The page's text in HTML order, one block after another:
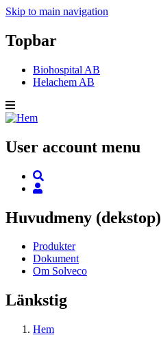
Skip to main navigation
Topbar
Biohospital AB
Helachem AB
User account menu
Huvudmeny (dekstop)
Produkter
Dokument
Om Solveco
Länkstig
Hem